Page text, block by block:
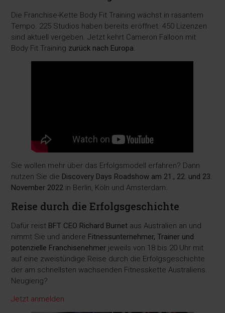
Die Franchise-Kette Body Fit Training wächst in rasantem
Tempo. 225 Studios haben bereits eröffnet. 450 Lizenzen
sind aktuell vergeben. Jetzt kehrt Cameron Falloon mit
Body Fit Training zurück nach Europa.
Sie wollen mehr über das Erfolgsmodell erfahren? Dann
nutzen Sie die Discovery Days Roadshow am 21., 22. und 23.
November 2022 in Berlin, Köln und Amsterdam.
Reise durch die Erfolgsgeschichte
Dafür reist BFT CEO Richard Burnet aus Australien an und
nimmt Sie und andere Fitnessunternehmer, Trainer und
potenzielle Franchisenehmer jeweils von 18 bis 20 Uhr mit
auf eine zweistündige Reise durch die Erfolgsgeschichte
der am schnellsten wachsenden Fitnesskette Australiens.
Neugierig?
Jetzt anmelden